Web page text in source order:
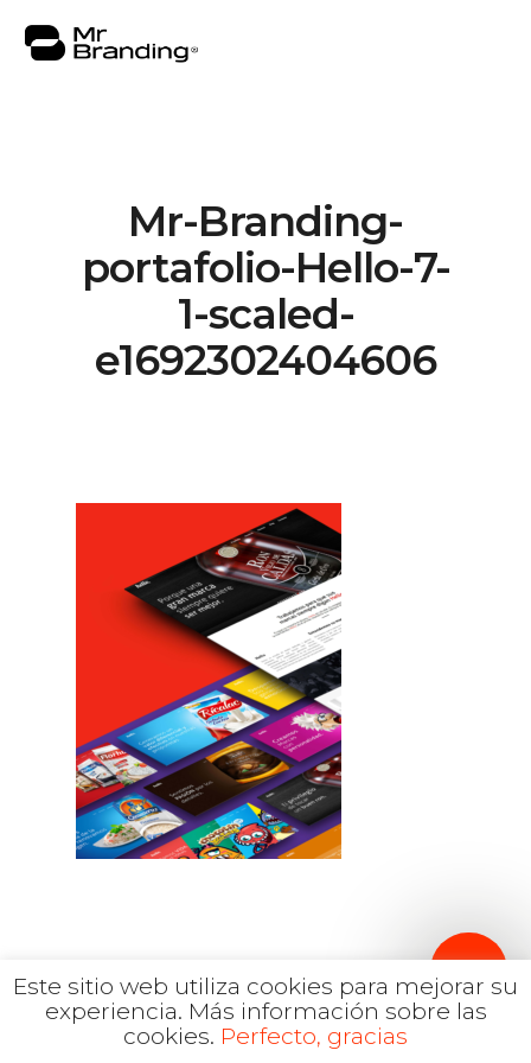
Mr-Branding-
portafolio-Hello-7-
1-scaled-
e1692302404606
Nosotros
Portafolio
Asesorías
Inglés
hola@mrbranding.co
+57 313 4561167
Términos y Condiciones
Política de privacidad
Este sitio web utiliza cookies para mejorar su
experiencia. Más información sobre las
cookies. Perfecto, gracias